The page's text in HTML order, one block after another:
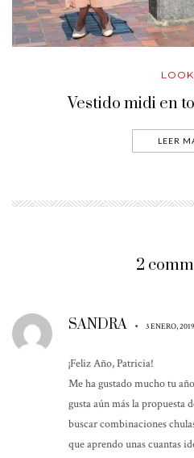
Vestido midi en
LEER
2
SANDRA • 3 ENERO,
¡Feliz Año, Patricia!
Me ha gustado mucho tu
gusta aún más la propuesta
buscar combinaciones
que aprendo unas cuantas